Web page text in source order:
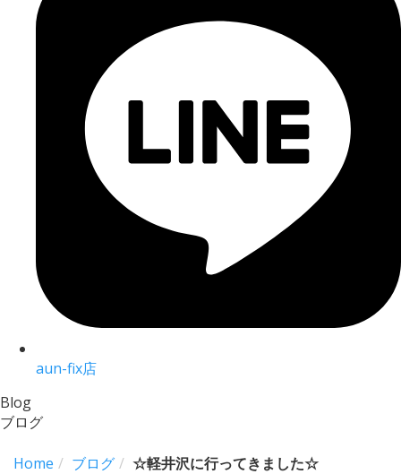
aun-fix店
Blog
ブログ
Home ブログ ☆軽井沢に行ってきました☆